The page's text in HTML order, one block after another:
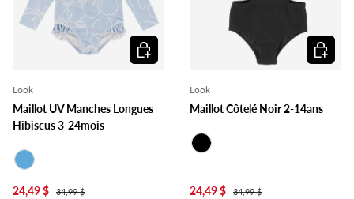
Look
Maillot UV Manches Longues
Hibiscus 3-24mois
24,49 $
34,99 $
Choisir les options
Look
Maillot Côtelé Noir 2-14ans
24,49 $ 34,99 $
Choisir